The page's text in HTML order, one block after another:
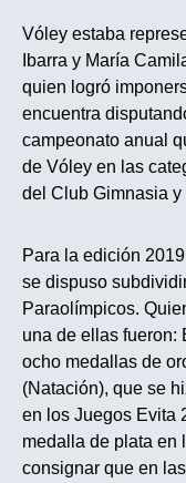
Vóley estaba
Ibarra y María
quien logró
encuentra
campeonato anual
de Vóley en las
del Club Gimnasia y
Para la edición
se dispuso
Paraolímpicos.
una de ellas fueron:
ocho medallas de
(Natación), que se
en los Juegos Evita
medalla de plata en
consignar que en